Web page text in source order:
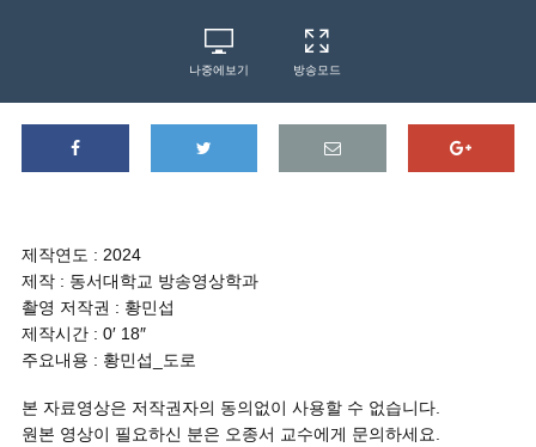
나중에보기 방송모드
제작연도 : 2024
제작 : 동서대학교 방송영상학과
촬영 저작권 : 황민섭
제작시간 : 0′ 18″
주요내용 : 황민섭_도로
본 자료영상은 저작권자의 동의없이 사용할 수 없습니다.
원본 영상이 필요하신 분은 오종서 교수에게 문의하세요.